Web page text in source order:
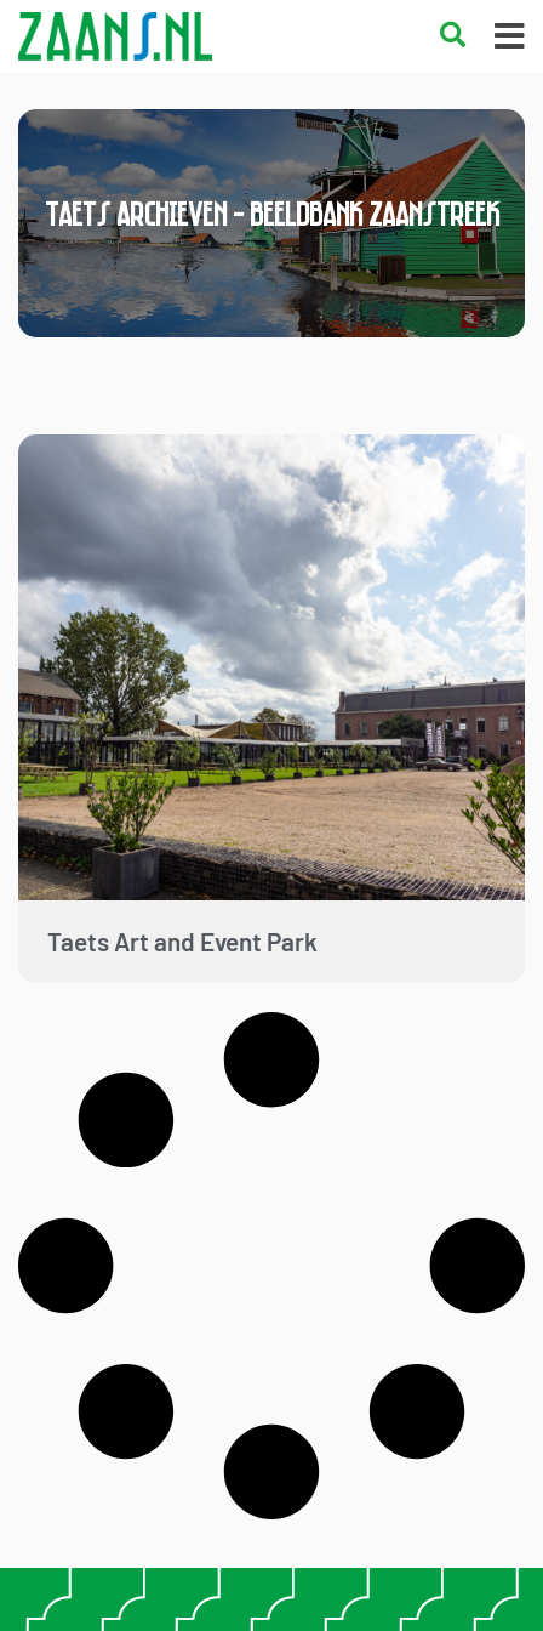
Taets Archieven - Beeldbank Zaanstreek
Taets Art and Event Park